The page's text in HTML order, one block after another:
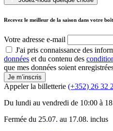
Recevez le meilleur de la saison dans votre
Votre adresse e-mail
J'ai pris connaissance des
données et du contenu des
que mes données soient
Je m’inscris
Appeler la billetterie (+352) 26 32
Du lundi au vendredi de 10:00 à
Fermée du 25.07. au 17.08. inclus